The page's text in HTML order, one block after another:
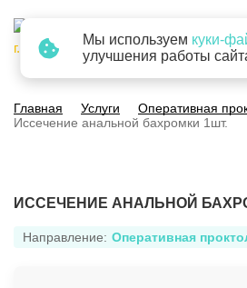
г. Барнаул
Главная Услуги
Оперативная
Иссечение анальной бахромки 1шт.
ИССЕЧЕНИЕ АНАЛЬНОЙ
Направление: Оперативная
Мы используем куки-
улучшения работы